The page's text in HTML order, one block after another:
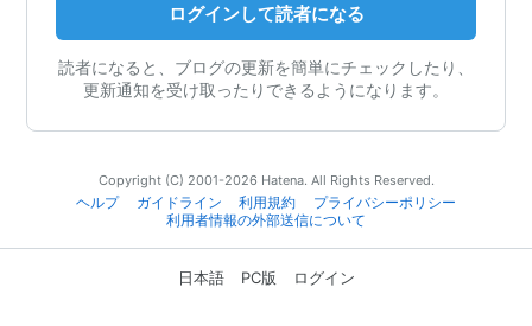
ログインして読者になる
読者になると、ブログの更新を簡単にチェックしたり、
更新通知を受け取ったりできるようになります。
Copyright (C) 2001-2026 Hatena. All Rights Reserved.
ヘルプ
ガイドライン 利用規約
プライバシーポリシー
利用者情報の外部送信について
日本語 PC版 ログイン